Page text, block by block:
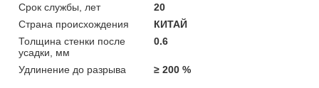
Срок службы, лет
20
Страна происхождения
КИТАЙ
Толщина стенки после
усадки, мм
0.6
Удлинение до разрыва ≥ 200 %